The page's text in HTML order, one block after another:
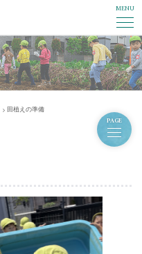
MENU
田植えの準備
PAGE